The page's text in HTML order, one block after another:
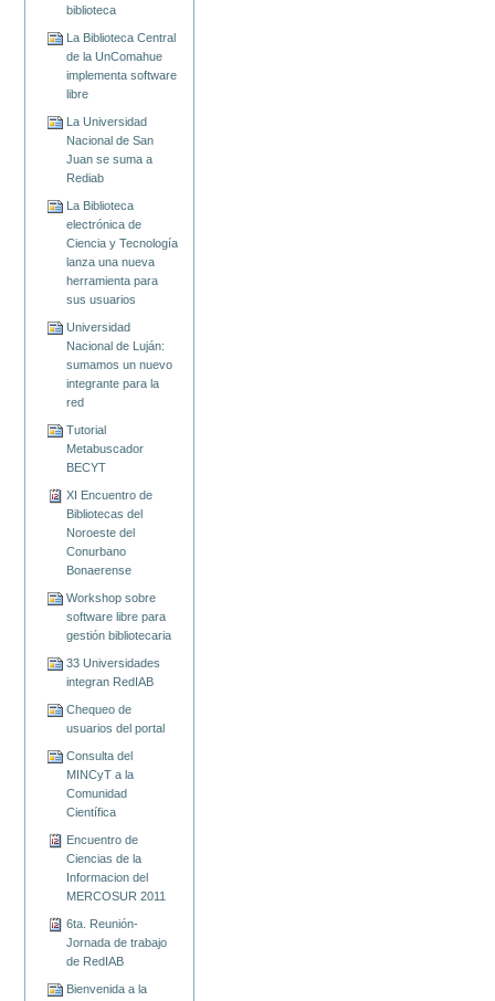
biblioteca
La Biblioteca Central
de la UnComahue
implementa software
libre
La Universidad
Nacional de San
Juan se suma a
Rediab
La Biblioteca
electrónica de
Ciencia y Tecnología
lanza una nueva
herramienta para
sus usuarios
Universidad
Nacional de Luján:
sumamos un nuevo
integrante para la
red
Tutorial
Metabuscador
BECYT
XI Encuentro de
Bibliotecas del
Noroeste del
Conurbano
Bonaerense
Workshop sobre
software libre para
gestión bibliotecaria
33 Universidades
integran RedIAB
Chequeo de
usuarios del portal
Consulta del
MINCyT a la
Comunidad
Científica
Encuentro de
Ciencias de la
Informacion del
MERCOSUR 2011
6ta. Reunión-
Jornada de trabajo
de RedIAB
Bienvenida a la